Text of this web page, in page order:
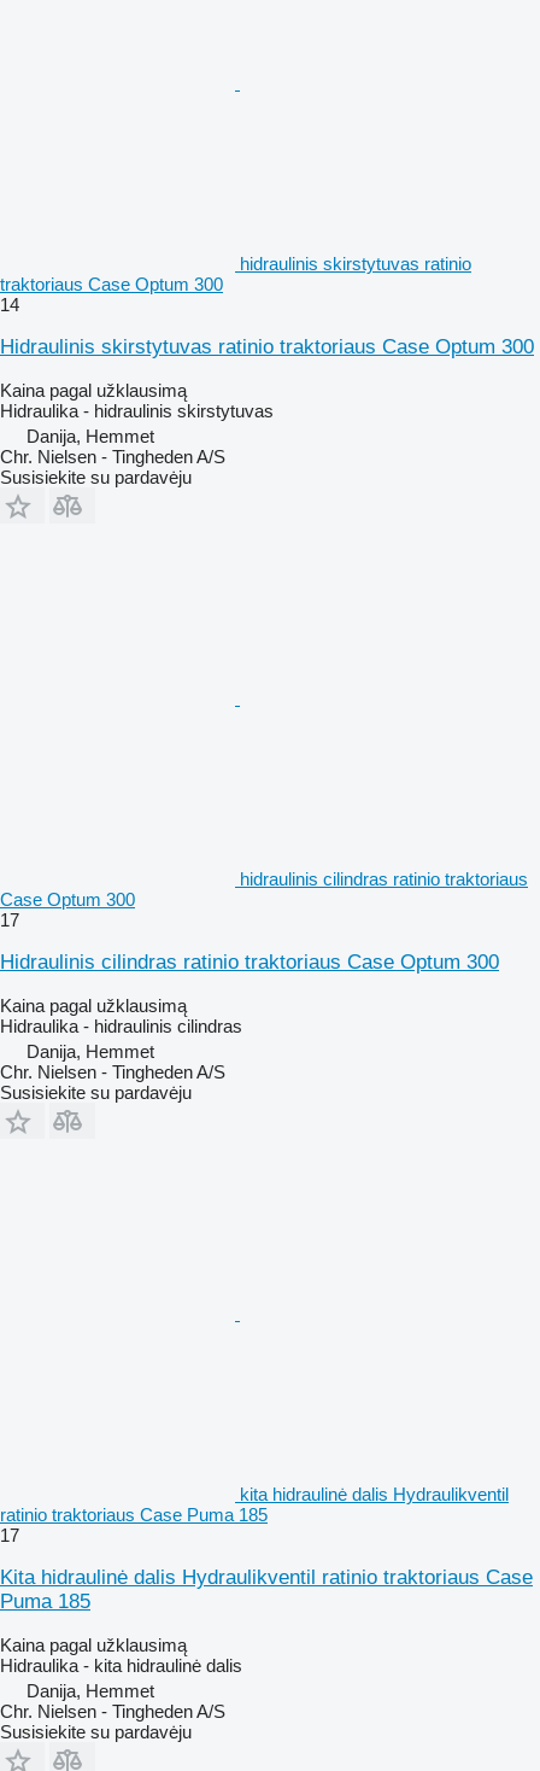
hidraulinis skirstytuvas ratinio
traktoriaus Case Optum 300
14
Hidraulinis skirstytuvas ratinio traktoriaus Case Optum 300
Kaina pagal užklausimą
Hidraulika - hidraulinis skirstytuvas
Danija, Hemmet
Chr. Nielsen - Tingheden A/S
Susisiekite su pardavėju
hidraulinis cilindras ratinio traktoriaus
Case Optum 300
17
Hidraulinis cilindras ratinio traktoriaus Case Optum 300
Kaina pagal užklausimą
Hidraulika - hidraulinis cilindras
Danija, Hemmet
Chr. Nielsen - Tingheden A/S
Susisiekite su pardavėju
kita hidraulinė dalis Hydraulikventil
ratinio traktoriaus Case Puma 185
17
Kita hidraulinė dalis Hydraulikventil ratinio traktoriaus Case
Puma 185
Kaina pagal užklausimą
Hidraulika - kita hidraulinė dalis
Danija, Hemmet
Chr. Nielsen - Tingheden A/S
Susisiekite su pardavėju